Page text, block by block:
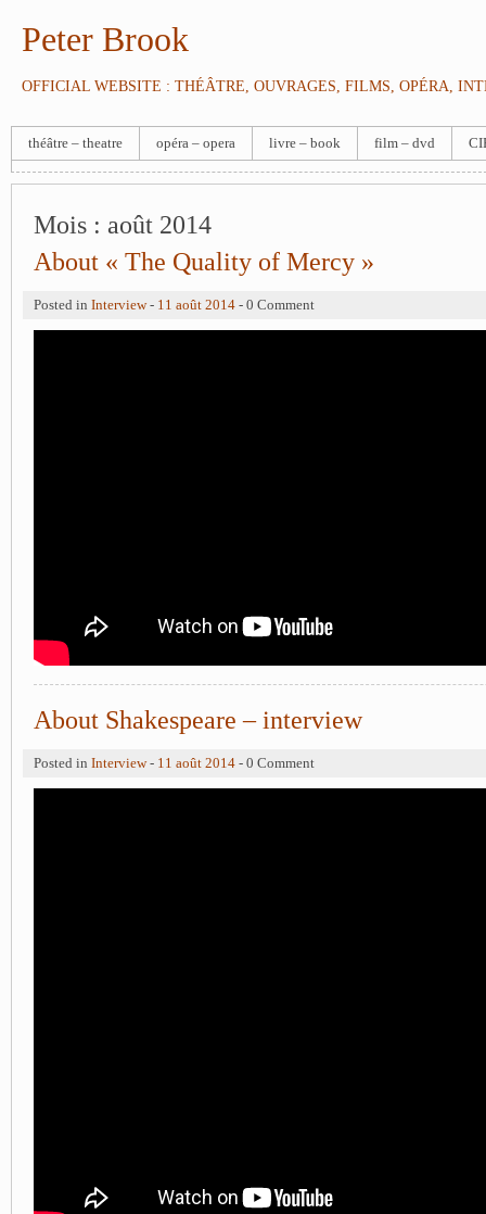
Peter Brook
OFFICIAL WEBSITE : THÉÂTRE, OUVRAGES, FILMS, OPÉRA,
théâtre – theatre opéra – opera livre – book film – dvd
Mois : août 2014
About « The Quality of Mercy »
Posted in Interview- 11 août 2014 - 0 Comment
About Shakespeare – interview
Posted in Interview- 11 août 2014 - 0 Comment